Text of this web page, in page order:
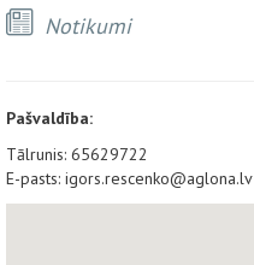
Notikumi
Pašvaldība:
Tālrunis: 65629722
E-pasts: igors.rescenko@aglona.lv